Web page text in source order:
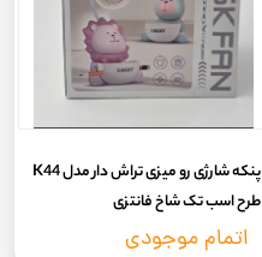
پنکه شارژی رو میزی تراش دار مدل K44
طرح اسب تک شاخ فانتزی
اتمام موجودی